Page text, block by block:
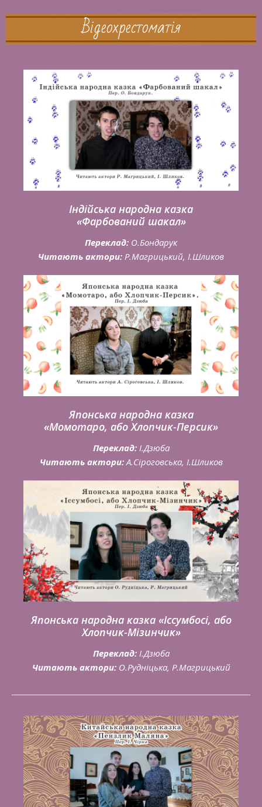
Відеохрестоматія
Індійська народна казка
«Фарбований шакал»
Переклад: О.Бондарук
Читають актори: Р.Магрицький, І.Шликов
Японська народна казка
«Момотаро, або Хлопчик-Персик»
Переклад:І.Дзюба
Читають актори:А.Сіроговська, І.Шликов
Японська народна казка «Іссумбосі, або
Хлопчик-Мізинчик»
Переклад:І.Дзюба
Читають актори:О.Рудніцька, Р.Магрицький